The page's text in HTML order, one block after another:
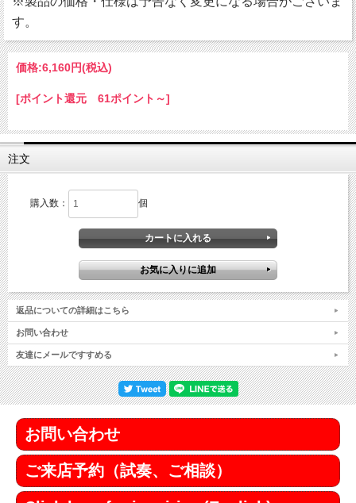
す。
価格:6,160円(税込)
[ポイント還元 61ポイント～]
注文
購入数： 個
返品についての詳細はこちら
お問い合わせ
友達にメールですすめる
お問い合わせ
ご来店予約（試奏、ご相談）